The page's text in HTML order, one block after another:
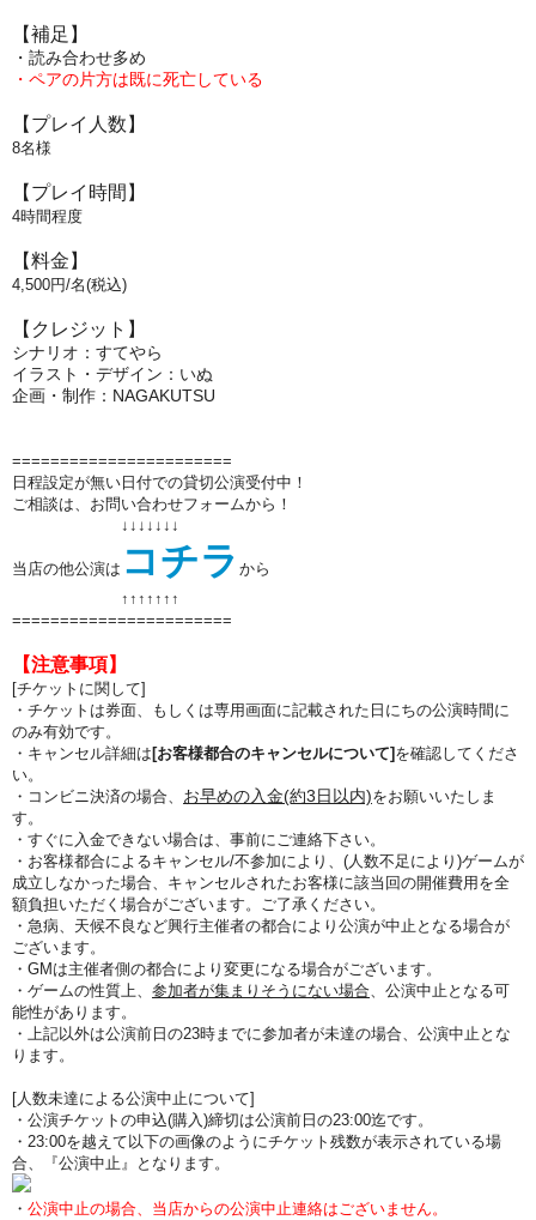
【補足】
・読み合わせ多め
・ペアの片方は既に死亡している
【プレイ人数】
8名様
【プレイ時間】
4時間程度
【料金】
4,500円/名(税込)
【クレジット】
シナリオ：すてやら
イラスト・デザイン：いぬ
企画・制作：NAGAKUTSU
=======================
日程設定が無い日付での貸切公演受付中！
ご相談は、お問い合わせフォームから！
↓↓↓↓↓↓↓
当店の他公演は コチラ から
↑↑ ↑↑ ↑↑ ↑
=======================
【注意事項】
[チケットに関して]
・チケットは券面、もしくは専用画面に記載された日にちの公演時間に
のみ有効です。
・キャンセル詳細は [お客様都合のキャンセルについて] を確認してくださ
い。
・コンビニ決済の場合、 お早めの入金(約3日以内)をお願いいたしま
す。
・すぐに入金できない場合は、事前にご連絡下さい。
・お客様都合によるキャンセル/不参加により、(人数不足により)ゲームが
成立しなかった場合、キャンセルされたお客様に該当回の開催費用を全
額負担いただく場合がございます。ご了承ください。
・急病、天候不良など興行主催者の都合により公演が中止となる場合が
ございます。
・GMは主催者側の都合により変更になる場合がございます。
・ゲームの性質上、 参加者が集まりそうにない場合、公演中止となる可
能性があります。
・上記以外は公演前日の23時までに参加者が未達の場合、公演中止とな
ります。
[人数未達による公演中止について]
・公演チケットの申込(購入)締切は公演前日の23:00迄です。
・23:00を越えて以下の画像のようにチケット残数が表示されている場
合、『公演中止』となります。
・ 公演中止の場合、当店からの公演中止連絡はございません。